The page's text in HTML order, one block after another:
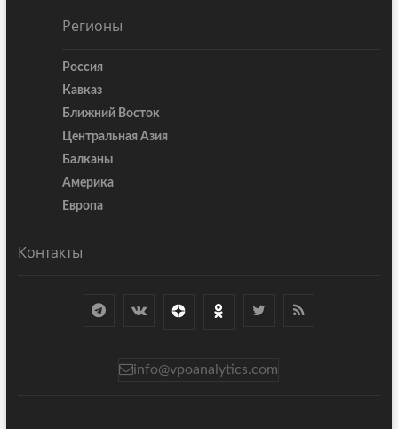
Регионы
Россия
Кавказ
Ближний Восток
Центральная Азия
Балканы
Америка
Европа
Контакты
info@vpoanalytics.com